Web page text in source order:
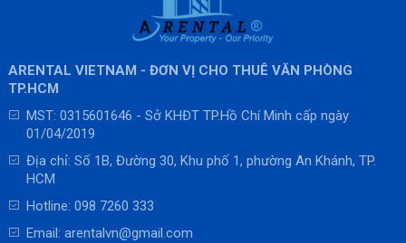
ARENTAL VIETNAM - ĐƠN VỊ CHO THUÊ VĂN PHÒNG
TP.HCM
MST: 0315601646 - Sở KHĐT TP.Hồ Chí Minh cấp ngày
01/04/2019
Địa chỉ: Số 1B, Đường 30, Khu phố 1, phường An Khánh, TP.
HCM
Hotline: 098 7260 333
Email: arentalvn@gmail.com